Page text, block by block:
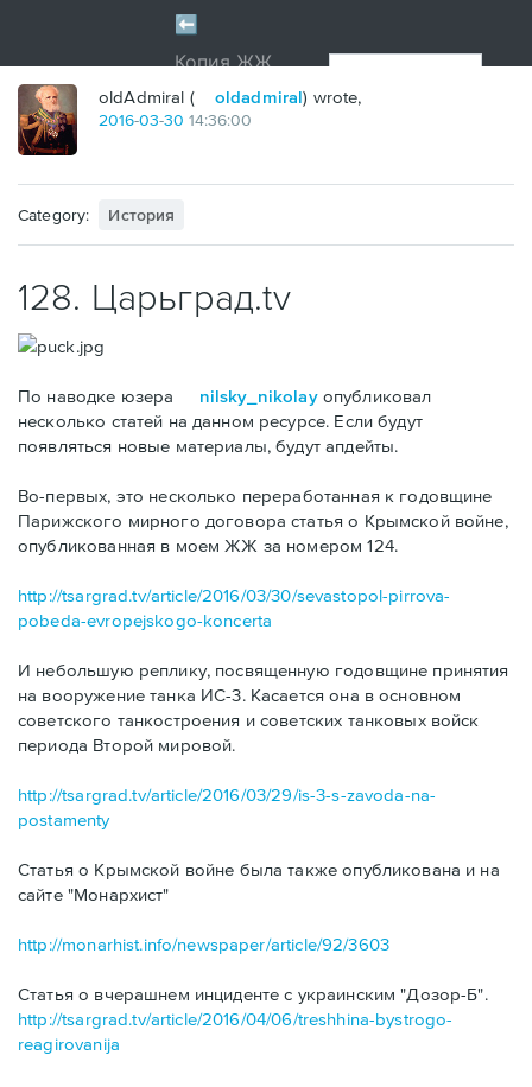
oldAdmiral ( oldadmiral) wrote,
2016-03-30 14:36:00
Category: История
128. Царьград.tv
По наводке юзера nilsky_nikolayопубликовал
несколько статей на данном ресурсе. Если будут
появляться новые материалы, будут апдейты.
Во-первых, это несколько переработанная к годовщине
Парижского мирного договора статья о Крымской войне,
опубликованная в моем ЖЖ за номером 124.
http://tsargrad.tv/article/2016/03/30/sevastopol-pirrova-
pobeda-evropejskogo-koncerta
И небольшую реплику, посвященную годовщине принятия
на вооружение танка ИС-3. Касается она в основном
советского танкостроения и советских танковых войск
периода Второй мировой.
http://tsargrad.tv/article/2016/03/29/is-3-s-zavoda-na-
postamenty
Статья о Крымской войне была также опубликована и на
сайте "Монархист"
http://monarhist.info/newspaper/article/92/3603
Статья о вчерашнем инциденте с украинским "Дозор-Б".
http://tsargrad.tv/article/2016/04/06/treshhina-bystrogo-
reagirovanija